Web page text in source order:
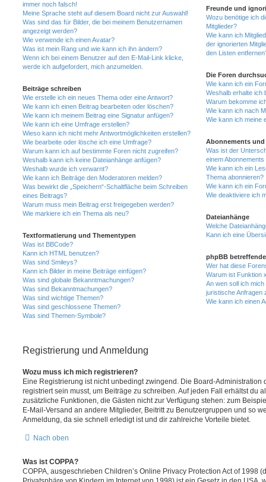
immer noch falsch!
Meine Sprache steht auf diesem Board nicht zur Auswahl!
Was sind das für Bilder, die bei meinem Benutzernamen
angezeigt werden?
Wie verwende ich einen Avatar?
Was ist mein Rang und wie kann ich ihn ändern?
Wenn ich bei einem Benutzer auf den E-Mail-Link klicke,
werde ich aufgefordert, mich anzumelden.
Beiträge schreiben
Wie erstelle ich ein neues Thema oder eine Antwort?
Wie kann ich einen Beitrag bearbeiten oder löschen?
Wie kann ich meinem Beitrag eine Signatur anfügen?
Wie kann ich eine Umfrage erstellen?
Wieso kann ich nicht mehr Antwortmöglichkeiten erstellen?
Wie bearbeite oder lösche ich eine Umfrage?
Warum kann ich auf bestimmte Foren nicht zugreifen?
Weshalb kann ich keine Dateianhänge anfügen?
Weshalb wurde ich verwarnt?
Wie kann ich Beiträge den Moderatoren melden?
Was bewirkt die „Speichern“-Schaltfläche beim Schreiben
eines Beitrags?
Warum muss mein Beitrag erst freigegeben werden?
Wie markiere ich ein Thema als neu?
Textformatierung und Thementypen
Was ist BBCode?
Kann ich HTML benutzen?
Was sind Smileys?
Kann ich Bilder in meine Beiträge einfügen?
Was sind globale Bekanntmachungen?
Was sind Bekanntmachungen?
Was sind wichtige Themen?
Was sind geschlossene Themen?
Was sind Themen-Symbole?
Freunde und
Wozu benötige ich
Mitglieder?
Wie kann ich
der ignorierten
den Listen
Die Foren
Wie kann ich ein
Weshalb erhalte ich
Warum bekomme
Wie kann ich nach
Wie kann ich meine
Abonnements und
Was ist der
einem
Wie kann ich ein
Thema abonnieren?
Wie kann ich ein
Wie deaktiviere ich
Dateianhänge
Welche
Kann ich eine
phpBB
Wer hat diese
Warum ist Funktion
An wen soll ich
juristische Anfragen
Wie kann ich einen
Registrierung und Anmeldung
Wozu muss ich mich registrieren?
Eine Registrierung ist nicht unbedingt zwingend. Die Board-Administration
registriert sein musst, um Beiträge zu schreiben. Auf jeden Fall erhältst du
zusätzliche Funktionen, die Gästen nicht zur Verfügung stehen: zum
E-Mail-Versand an andere Mitglieder, Beitritt zu Benutzergruppen und so
Anmeldung, da sie schnell erledigt ist und dir zahlreiche Vorteile bietet.
Nach oben
Was ist COPPA?
COPPA, ausgeschrieben Children’s Online Privacy Protection Act of 1998